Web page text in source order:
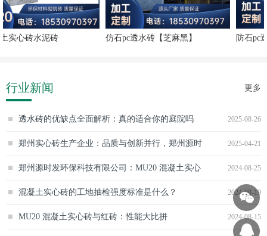
仿石pc透水砖【芝麻黑】 防石pc透水砖【芝麻灰】
行业新闻 更多
2025-08-26
透水砖的优缺点全面解析：真的适合你的庭院吗
2025-04-21
郑州实心砖生产企业：品质与创新并行，郑州源时
发环保科技有限公司脱颖而出 2024-08-25
郑州源时发环保科技有限公司：MU20 混凝土实心
砖的卓越之选 2024-08-19
混凝土实心砖的工地抽检强度标准是什么？
2024-08-15
MU20 混凝土实心砖与红砖：性能大比拼